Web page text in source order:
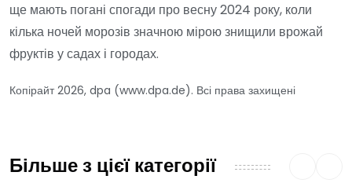
ще мають погані спогади про весну 2024 року, коли
кілька ночей морозів значною мірою знищили врожай
фруктів у садах і городах.
Копірайт 2026, dpa (www.dpa.de). Всі права захищені
Більше з цієї категорії